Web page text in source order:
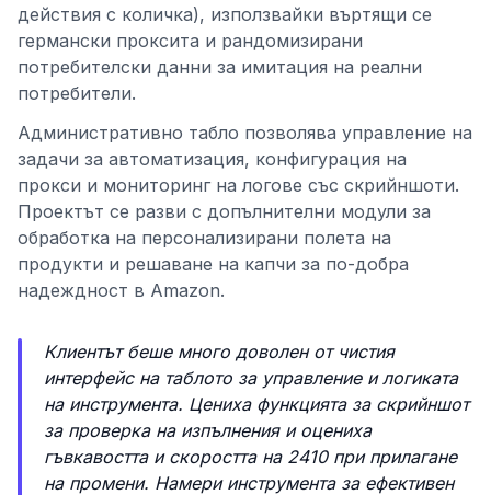
действия с количка), използвайки въртящи се
германски проксита и рандомизирани
потребителски данни за имитация на реални
потребители.
Административно табло позволява управление на
задачи за автоматизация, конфигурация на
прокси и мониторинг на логове със скрийншоти.
Проектът се разви с допълнителни модули за
обработка на персонализирани полета на
продукти и решаване на капчи за по-добра
надеждност в Amazon.
Клиентът беше много доволен от чистия
интерфейс на таблото за управление и логиката
на инструмента. Цениха функцията за скрийншот
за проверка на изпълнения и оцениха
гъвкавостта и скоростта на 2410 при прилагане
на промени. Намери инструмента за ефективен